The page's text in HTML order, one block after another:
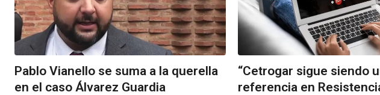
Pablo Vianello se suma a la querella
en el caso Álvarez Guardia
“Cetrogar sigue siendo
referencia en